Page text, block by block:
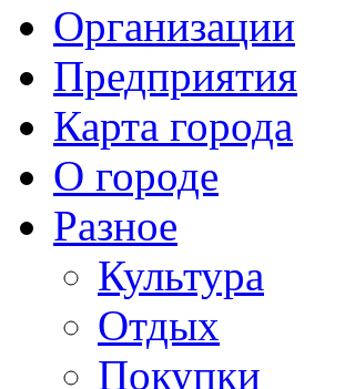
Организации
Предприятия
Карта города
О городе
Разное
Культура
Отдых
Покупки